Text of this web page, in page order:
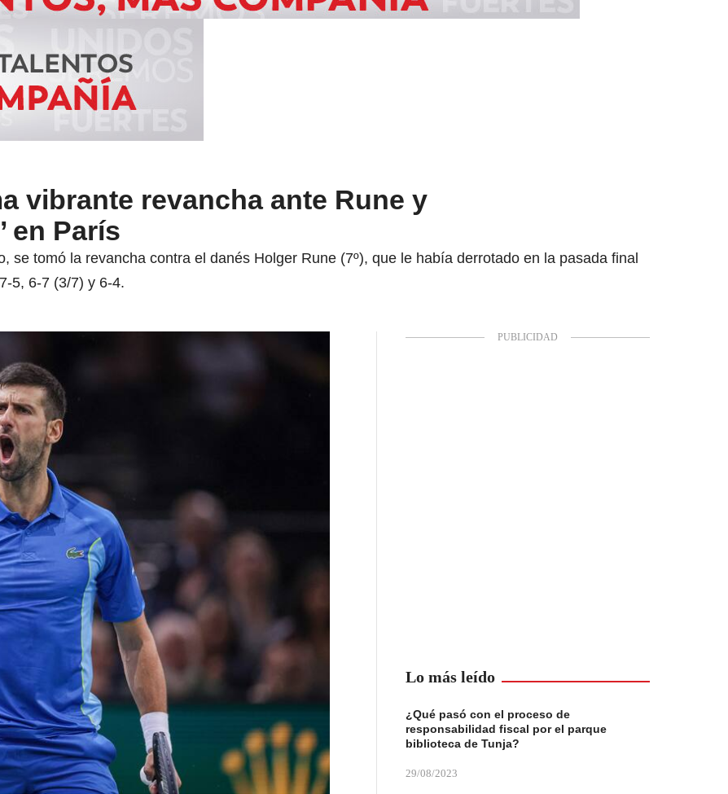
vibrante revancha ante Rune y
en París
se tomó la revancha contra el danés Holger Rune (7º), que le había derrotado en la pasada final
5, 6-7 (3/7) y 6-4.
Lo más leído
¿Qué pasó con el proceso de
responsabilidad fiscal por el parque
biblioteca de Tunja?
29/08/2023